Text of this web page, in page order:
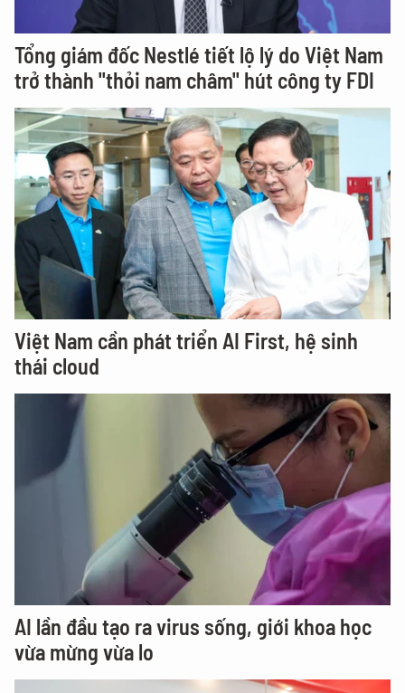
Tổng giám đốc Nestlé tiết lộ lý do Việt Nam
trở thành "thỏi nam châm" hút công ty FDI
Việt Nam cần phát triển AI First, hệ sinh
thái cloud
AI lần đầu tạo ra virus sống, giới khoa học
vừa mừng vừa lo